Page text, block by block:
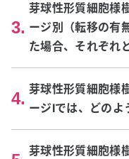
3.
芽球性形質細胞様
ージ別（転移の有
た場合、それぞれ
4. 芽球性形質細胞様
ージIでは、どのよ
芽球性形質細胞様